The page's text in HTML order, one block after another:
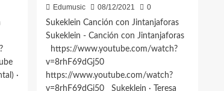
·
Edumusic 08/12/2021
0
Sukeklein Canción con Jintanjaforas
Sukeklein - Canción con Jintanjaforas
https://www.youtube.com/watch?
v=8rhF69dGj50
https://www.youtube.com/watch?
v=8rhF69dGj50 Sukeklein · Teresa